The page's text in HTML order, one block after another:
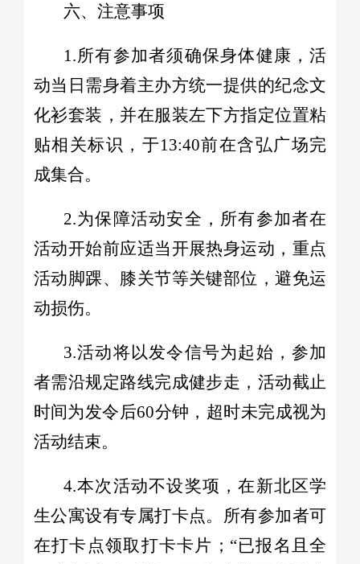
六、注意事项
1.所有参加者须确保身体健康，活
动当日需身着主办方统一提供的纪念文
化衫套装，并在服装左下方指定位置粘
贴相关标识，于13:40前在含弘广场完
成集合。
2.为保障活动安全，所有参加者在
活动开始前应适当开展热身运动，重点
活动脚踝、膝关节等关键部位，避免运
动损伤。
3.活动将以发令信号为起始，参加
者需沿规定路线完成健步走，活动截止
时间为发令后60分钟，超时未完成视为
活动结束。
4.本次活动不设奖项，在新北区学
生公寓设有专属打卡点。所有参加者可
在打卡点领取打卡卡片；“已报名且全